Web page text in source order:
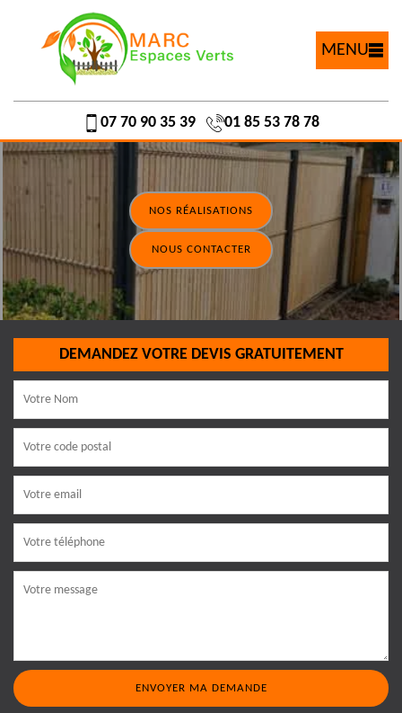
MENU
07 70 90 35 39 01 85 53 78 78
NOS RÉALISATIONS
NOUS CONTACTER
DEMANDEZ VOTRE DEVIS GRATUITEMENT